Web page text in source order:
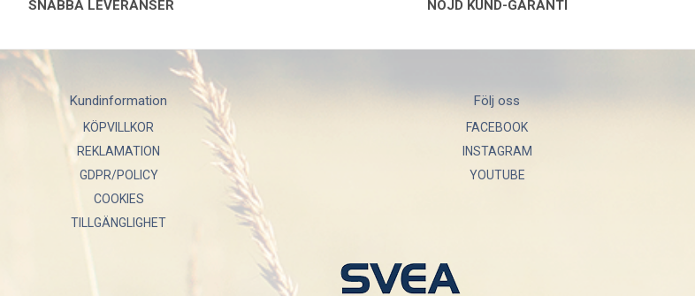
SNABBA LEVERANSER NÖJD KUND-GARANTI
Kundinformation
KÖPVILLKOR
REKLAMATION
GDPR/POLICY
COOKIES
TILLGÄNGLIGHET
Följ oss
FACEBOOK
INSTAGRAM
YOUTUBE